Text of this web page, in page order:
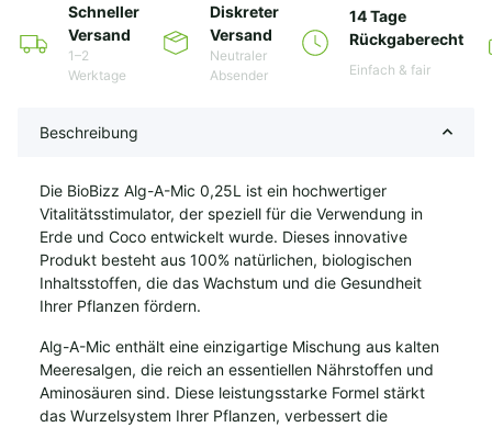
Schneller
Versand
1–2
Werktage
Diskreter
Versand
Neutraler
Absender
14 Tage
Rückgaberecht
Einfach & fair
Beschreibung
Die BioBizz Alg-A-Mic 0,25L ist ein hochwertiger
Vitalitätsstimulator, der speziell für die Verwendung in
Erde und Coco entwickelt wurde. Dieses innovative
Produkt besteht aus 100% natürlichen, biologischen
Inhaltsstoffen, die das Wachstum und die Gesundheit
Ihrer Pflanzen fördern.
Alg-A-Mic enthält eine einzigartige Mischung aus kalten
Meeresalgen, die reich an essentiellen Nährstoffen und
Aminosäuren sind. Diese leistungsstarke Formel stärkt
das Wurzelsystem Ihrer Pflanzen, verbessert die